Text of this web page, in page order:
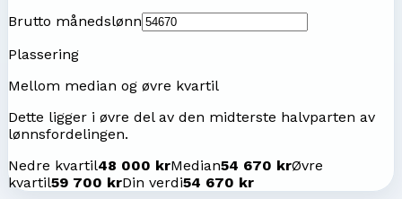
Brutto månedslønn
Plassering
Mellom median og øvre kvartil
Dette ligger i øvre del av den midterste halvparten av
lønnsfordelingen.
Nedre kvartil48 000 krMedian54 670 krØvre
kvartil59 700 krDin verdi54 670 kr